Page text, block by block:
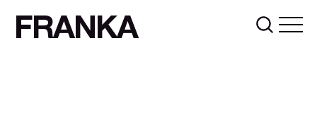
FRANKA